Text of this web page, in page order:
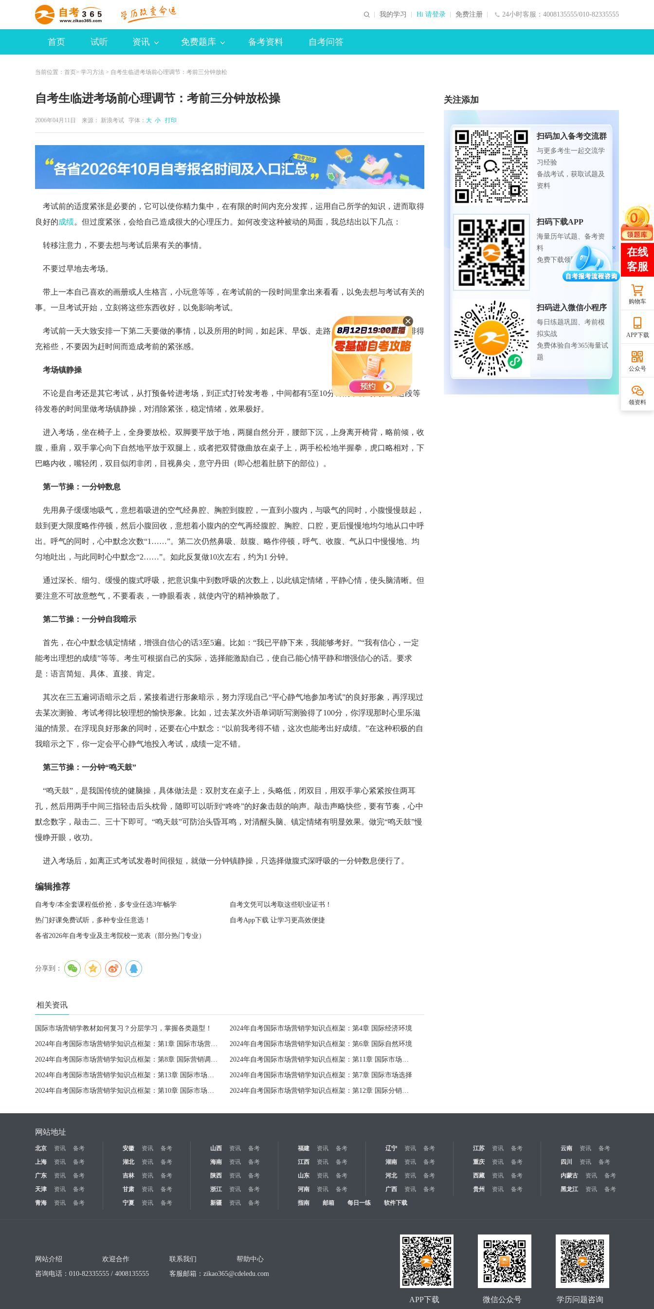
24小时客服：4008135555/010-82335555
我的学习 Hi 请登录 免费注册
首页 试听 资讯 免费题库 备考资料 自考问答
当前位置： 首页> 学习方法 > 自考生临进考场前心理调节：考前三分钟放松
自考生临进考场前心理调节：考前三分钟放松操
2006年04月11日 来源： 新浪考试 字体： 大 小 打印
考试前的适度紧张是必要的，它可以使你精力集中，在有限的时间内充分发挥，运用自己所学的知识，进而取得
良好的成绩。但过度紧张，会给自己造成很大的心理压力。如何改变这种被动的局面，我总结出以下几点：
转移注意力，不要去想与考试后果有关的事情。
不要过早地去考场。
带上一本自己喜欢的画册或人生格言，小玩意等等，在考试前的一段时间里拿出来看看，以免去想与考试有关的
事。一旦考试开始，立刻将这些东西收好，以免影响考试。
考试前一天大致安排一下第二天要做的事情，以及所用的时间，如起床、早饭、走路、上厕所等，把时间安排得
充裕些，不要因为赶时间而造成考前的紧张感。
考场镇静操
不论是自考还是其它考试，从打预备铃进考场，到正式打铃发考卷，中间都有5至10分钟的准备时间。在这段等
待发卷的时间里做考场镇静操，对消除紧张，稳定情绪，效果极好。
进入考场，坐在椅子上，全身要放松。双脚要平放于地，两腿自然分开，腰部下沉，上身离开椅背，略前倾，收
腹，垂肩，双手掌心向下自然地平放于双腿上，或者把双臂微曲放在桌子上，两手松松地半握拳，虎口略相对，下
巴略内收，嘴轻闭，双目似闭非闭，目视鼻尖，意守丹田（即心想着肚脐下的部位）。
第一节操：一分钟数息
先用鼻子缓缓地吸气，意想着吸进的空气经鼻腔、胸腔到腹腔，一直到小腹内，与吸气的同时，小腹慢慢鼓起，
鼓到更大限度略作停顿，然后小腹回收，意想着小腹内的空气再经腹腔、胸腔、口腔，更后慢慢地均匀地从口中呼
出。呼气的同时，心中默念次数“1……”。第二次仍然鼻吸、鼓腹、略作停顿，呼气、收腹、气从口中慢慢地、均
匀地吐出，与此同时心中默念“2……”。如此反复做10次左右，约为1 分钟。
通过深长、细匀、缓慢的腹式呼吸，把意识集中到数呼吸的次数上，以此镇定情绪，平静心情，使头脑清晰。但
要注意不可故意憋气，不要看表，一睁眼看表，就使内守的精神焕散了。
第二节操：一分钟自我暗示
首先，在心中默念镇定情绪，增强自信心的话3至5遍。比如：“我已平静下来，我能够考好。”“我有信心，一定
能考出理想的成绩”等等。考生可根据自己的实际，选择能激励自己，使自己能心情平静和增强信心的话。要求
是：语言简短、具体、直接、肯定。
其次在三五遍词语暗示之后，紧接着进行形象暗示，努力浮现自己“平心静气地参加考试”的良好形象，再浮现过
去某次测验、考试考得比较理想的愉快形象。比如，过去某次外语单词听写测验得了100分，你浮现那时心里乐滋
滋的情景。在浮现良好形象的同时，还要在心中默念：“以前我考得不错，这次也能考出好成绩。”在这种积极的自
我暗示之下，你一定会平心静气地投入考试，成绩一定不错。
第三节操：一分钟“鸣天鼓”
“鸣天鼓”，是我国传统的健脑操，具体做法是：双肘支在桌子上，头略低，闭双目，用双手掌心紧紧按住两耳
孔，然后用两手中间三指轻击后头枕骨，随即可以听到“咚咚”的好象击鼓的响声。敲击声略快些，要有节奏，心中
默念数字，敲击二、三十下即可。“鸣天鼓”可防治头昏耳鸣，对清醒头脑、镇定情绪有明显效果。做完“鸣天鼓”慢
慢睁开眼，收功。
进入考场后，如离正式考试发卷时间很短，就做一分钟镇静操，只选择做腹式深呼吸的一分钟数息便行了。
编辑推荐
自考专/本全套课程低价抢，多专业任选3年畅学 自考文凭可以考取这些职业证书！
热门好课免费试听，多种专业任意选！ 自考App下载 让学习更高效便捷
各省2026年自考专业及主考院校一览表（部分热门专业）
分享到：
相关资讯
国际市场营销学教材如何复习？分层学习，掌握各类题型！ 2024年自考国际市场营销学知识点框架：第4章 国际经济环境
2024年自考国际市场营销学知识点框架：第1章 国际市场营销学导论 2024年自考国际市场营销学知识点框架：第6章 国际自然环境
2024年自考国际市场营销学知识点框架：第8章 国际营销调研与信息系统 2024年自考国际市场营销学知识点框架：第11章 国际市场定价策略
2024年自考国际市场营销学知识点框架：第13章 国际巿场促销策略 2024年自考国际市场营销学知识点框架：第7章 国际市场选择
2024年自考国际市场营销学知识点框架：第10章 国际市场产品策略 2024年自考国际市场营销学知识点框架：第12章 国际分销渠道策略
关注添加
扫码加入备考交流群
与更多考生一起交流学
习经验
备战考试，获取试题及
资料
扫码下载APP
海量历年试题、备考资
料
免费下载领取
扫码进入微信小程序
每日练题巩固、考前模
拟实战
免费体验自考365海量试
题
购物车
APP下载
公众号
领资料
网站地址
北京 资讯 备考 安徽 资讯 备考 山西 资讯 备考 福建 资讯 备考 辽宁 资讯 备考 江苏 资讯 备考 云南 资讯
备考
上海
资讯 备考 湖北 资讯 备考 海南 资讯 备考 江西 资讯 备考 湖南 资讯 备考 重庆 资讯 备考 四川 资讯
备考
广东
资讯 备考 吉林 资讯 备考 陕西 资讯 备考 山东 资讯 备考 河北 资讯 备考 西藏 资讯 备考 内蒙古 资讯
备考
天津
资讯 备考 甘肃 资讯 备考 浙江 资讯 备考 河南 资讯 备考 广西 资讯 备考 贵州 资讯 备考 黑龙江 资讯
备考
青海
资讯 备考 宁夏 资讯 备考 新疆 资讯 备考 指南 邮箱 每日一练 软件下载
网站介绍 欢迎合作 联系我们
帮助中心
咨询电话：010-82335555 / 4008135555
客服邮箱： zikao365@cdeledu.com
学历问题咨询
微信公众号
APP下载